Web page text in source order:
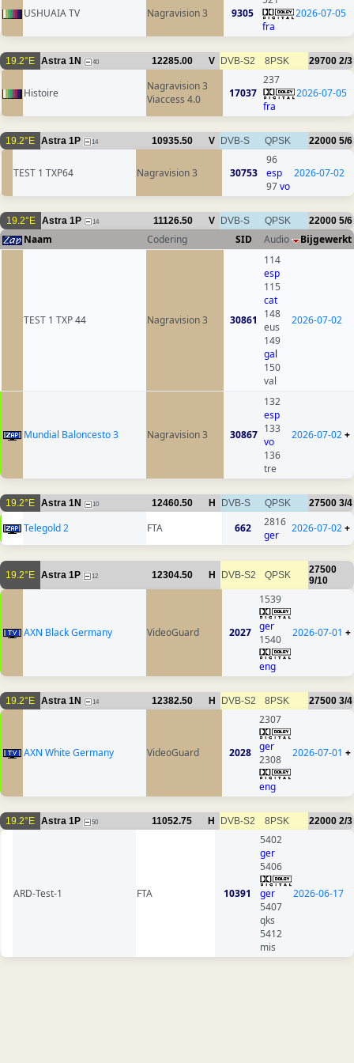
USHUAIA TV Nagravision 3 9305
fra
2026-07-05
19.2°E Astra 1N 40 12285.00 V DVB-S2 8PSK 29700 2/3
Histoire
Nagravision 3
Viaccess 4.0
17037
237
fra
2026-07-05
19.2°E Astra 1P 14 10935.50 V DVB-S QPSK 22000 5/6
TEST 1 TXP64 Nagravision 3 30753
96
esp
97vo
2026-07-02
19.2°E Astra 1P 14 11126.50 V DVB-S QPSK 22000 5/6
Naam Codering SID Audio Bijgewerkt
TEST 1 TXP 44 Nagravision 3 30861
114
esp
115
cat
148
eus
149
gal
150
val
2026-07-02
Mundial Baloncesto 3 Nagravision 3 30867
132
esp
133
vo
136
tre
2026-07-02+
19.2°E Astra 1N 10 12460.50 H DVB-S QPSK 27500 3/4
Telegold 2 FTA 662
2816
ger
2026-07-02+
19.2°E Astra 1P 12 12304.50 H DVB-S2 QPSK
27500
9/10
AXN Black Germany VideoGuard 2027
1539
ger
1540
eng
2026-07-01 +
19.2°E Astra 1N 14 12382.50 H DVB-S2 8PSK 27500 3/4
AXN White Germany VideoGuard 2028
2307
ger
2308
eng
2026-07-01 +
19.2°E Astra 1P 50 11052.75 H DVB-S2 8PSK 22000 2/3
ARD-Test-1 FTA 10391
5402
ger
5406
ger
5407
qks
5412
mis
2026-06-17